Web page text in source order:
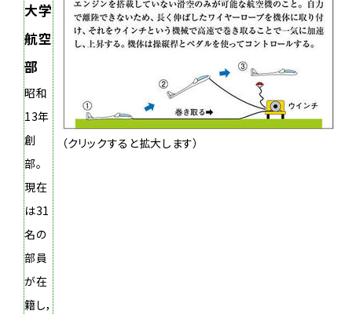
（クリックすると拡大します）
大学
航空
部
昭和
13年
創
部。
現在
は31
名の
部員
が在
籍し，